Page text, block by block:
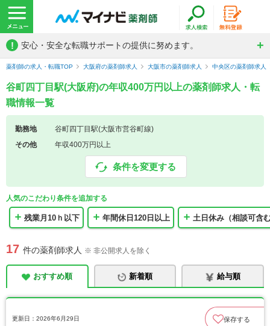
! 安心・安全な転職サポートの提供に努めます。
薬剤師の求人・転職TOP 大阪府の薬剤師求人 大阪市の薬剤師求人 中央区の薬剤師求人
谷町四丁目駅(大阪府)の年収400万円以上の薬剤師求人・転
職情報一覧
勤務地
谷町四丁目駅(大阪市営谷町線)
その他
年収400万円以上
条件を変更する
人気のこだわり条件を追加する
残業月10ｈ以下 年間休日120日以上 土日休み（相談可含
17 件の薬剤師求人 ※ 非公開求人を除く
おすすめ順 新着順 給与順
更新日：2026年6月29日 保存する